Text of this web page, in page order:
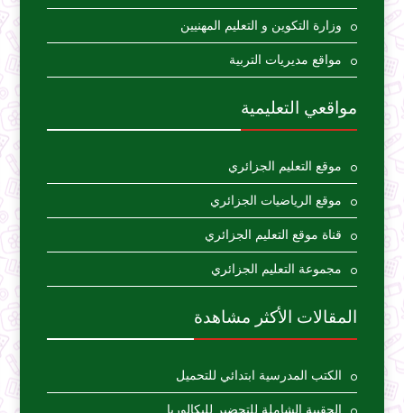
وزارة التكوين و التعليم المهنيين
مواقع مديريات التربية
مواقعي التعليمية
موقع التعليم الجزائري
موقع الرياضيات الجزائري
قناة موقع التعليم الجزائري
مجموعة التعليم الجزائري
المقالات الأكثر مشاهدة
الكتب المدرسية ابتدائي للتحميل
الحقيبة الشاملة للتحضير للبكالوريا